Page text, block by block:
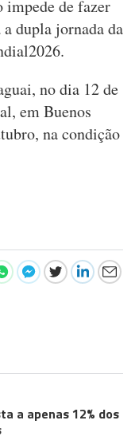
de fazer
dupla jornada da
no dia 12 de
em Buenos
na condição
a apenas 12% dos